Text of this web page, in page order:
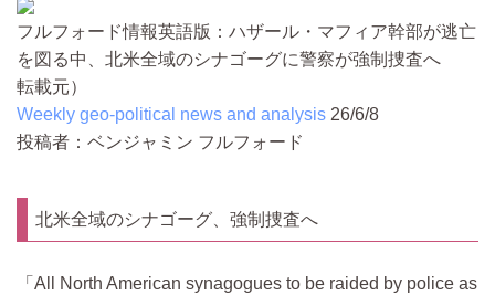
フルフォード情報英語版：ハザール・マフィア幹部が逃亡
を図る中、北米全域のシナゴーグに警察が強制捜査へ
転載元）
Weekly geo-political news and analysis 26/6/8
投稿者：ベンジャミン フルフォード
北米全域のシナゴーグ、強制捜査へ
All North American synagogues to be raided by police as